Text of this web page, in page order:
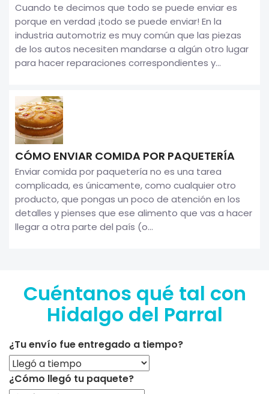
Cuando te decimos que todo se puede enviar es
porque en verdad ¡todo se puede enviar! En la
industria automotriz es muy común que las piezas
de los autos necesiten mandarse a algún otro lugar
para hacer reparaciones correspondientes y...
CÓMO ENVIAR COMIDA POR PAQUETERÍA
Enviar comida por paquetería no es una tarea
complicada, es únicamente, como cualquier otro
producto, que pongas un poco de atención en los
detalles y pienses que ese alimento que vas a hacer
llegar a otra parte del país (o...
Cuéntanos qué tal con
Hidalgo del Parral
¿Tu envío fue entregado a tiempo?
¿Cómo llegó tu paquete?